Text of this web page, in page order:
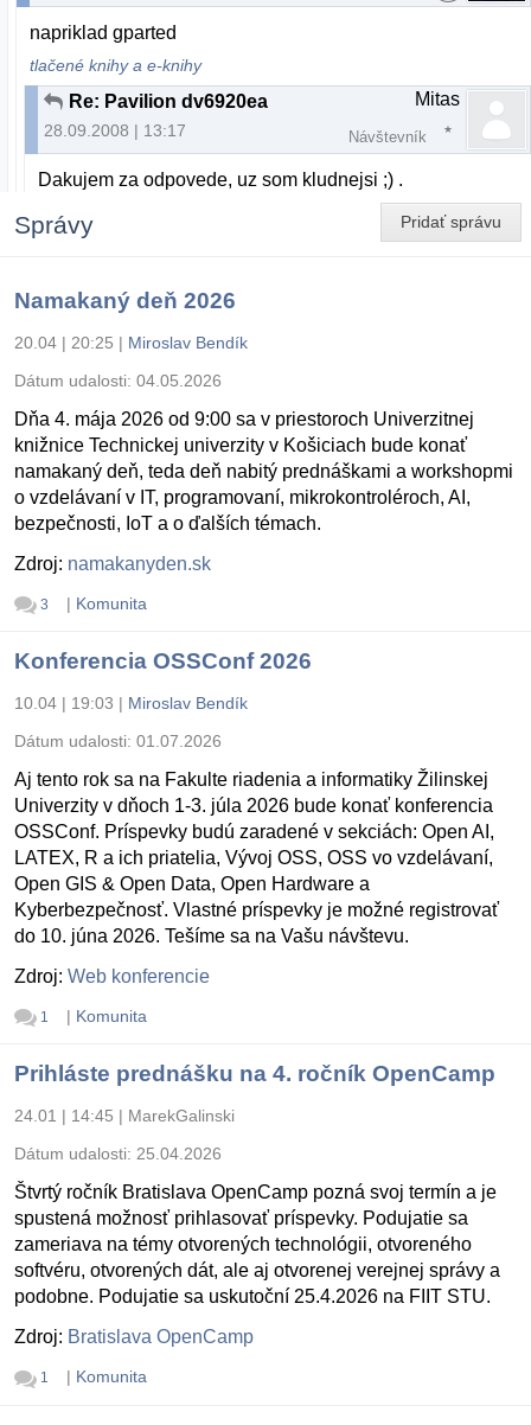
napriklad gparted
tlačené knihy a e-knihy
Re: Pavilion dv6920ea
28.09.2008 | 13:17
Mitas
Návštevník
Dakujem za odpovede, uz som kludnejsi ;) .
Pridať správu
Správy
Namakaný deň 2026
20.04 | 20:25 | Miroslav Bendík
Dátum udalosti: 04.05.2026
Dňa 4. mája 2026 od 9:00 sa v priestoroch Univerzitnej
knižnice Technickej univerzity v Košiciach bude konať
namakaný deň, teda deň nabitý prednáškami a workshopmi
o vzdelávaní v IT, programovaní, mikrokontroléroch, AI,
bezpečnosti, IoT a o ďalších témach.
Zdroj: namakanyden.sk
3 | Komunita
Konferencia OSSConf 2026
10.04 | 19:03 | Miroslav Bendík
Dátum udalosti: 01.07.2026
Aj tento rok sa na Fakulte riadenia a informatiky Žilinskej
Univerzity v dňoch 1-3. júla 2026 bude konať konferencia
OSSConf. Príspevky budú zaradené v sekciách: Open AI,
LATEX, R a ich priatelia, Vývoj OSS, OSS vo vzdelávaní,
Open GIS & Open Data, Open Hardware a
Kyberbezpečnosť. Vlastné príspevky je možné registrovať
do 10. júna 2026. Tešíme sa na Vašu návštevu.
Zdroj: Web konferencie
1 | Komunita
Prihláste prednášku na 4. ročník OpenCamp
24.01 | 14:45 | MarekGalinski
Dátum udalosti: 25.04.2026
Štvrtý ročník Bratislava OpenCamp pozná svoj termín a je
spustená možnosť prihlasovať príspevky. Podujatie sa
zameriava na témy otvorených technológii, otvoreného
softvéru, otvorených dát, ale aj otvorenej verejnej správy a
podobne. Podujatie sa uskutoční 25.4.2026 na FIIT STU.
Zdroj: Bratislava OpenCamp
1 | Komunita